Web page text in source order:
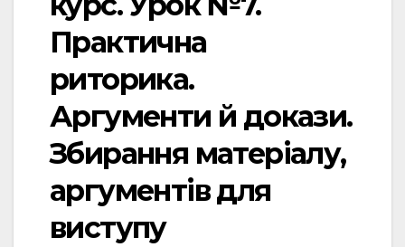
Практична
риторика.
Аргументи й докази.
Збирання матеріалу,
аргументів для
виступу